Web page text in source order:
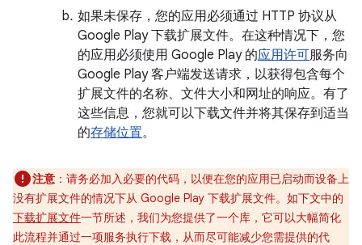
如果未保存，您的应用必须通过 HTTP 协议从
Google Play 下载扩展文件。在这种情况下，您
的应用必须使用 Google Play 的应用许可服务向
Google Play 客户端发送请求，以获得包含每个
扩展文件的名称、文件大小和网址的响应。有了
这些信息，您就可以下载文件并将其保存到适当
的存储位置。
注意 ：请务必加入必要的代码，以便在您的应用已启动而设备上
没有扩展文件的情况下从 Google Play 下载扩展文件。如下文中的
下载扩展文件一节所述，我们为您提供了一个库，它可以大幅简化
此流程并通过一项服务执行下载，从而尽可能减少您需提供的代